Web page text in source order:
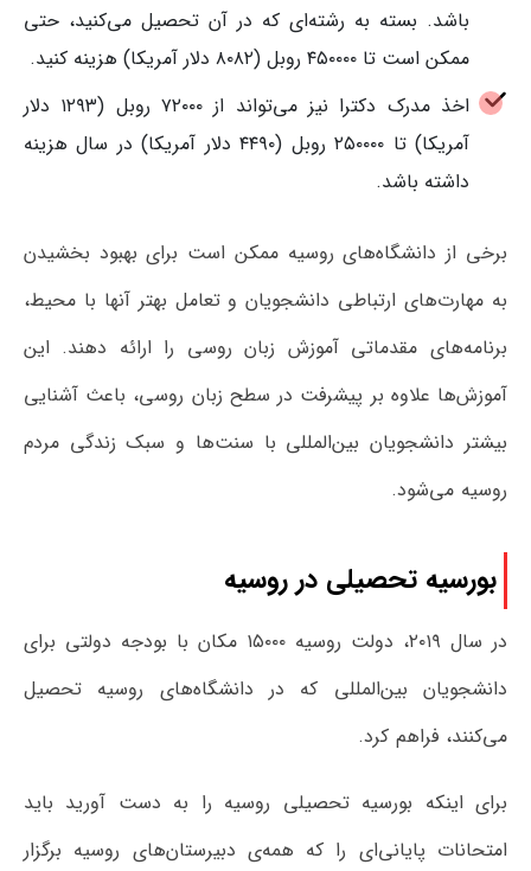
باشد. بسته به رشته‌ای که در آن تحصیل می‌کنید، حتی
ممکن است تا ۴۵۰۰۰۰ روبل (۸۰۸۲ دلار آمریکا) هزینه کنید.
اخذ مدرک دکترا نیز می‌تواند از ۷۲۰۰۰ روبل (۱۲۹۳ دلار
آمریکا) تا ۲۵۰۰۰۰ روبل (۴۴۹۰ دلار آمریکا) در سال هزینه
داشته باشد.
برخی از دانشگاه‌های روسیه ممکن است برای بهبود بخشیدن
به مهارت‌های ارتباطی دانشجویان و تعامل بهتر آنها با محیط،
برنامه‌های مقدماتی‌ آموزش زبان روسی را ارائه دهند. این
آموزش‌ها علاوه بر پیشرفت در سطح زبان روسی، باعث آشنایی
بیشتر دانشجویان بین‌المللی با سنت‌ها و سبک زندگی مردم
روسیه می‌شود.
بورسیه تحصیلی در روسیه
در سال ۲۰۱۹، دولت روسیه ۱۵۰۰۰ مکان با بودجه دولتی برای
دانشجویان بین‌المللی که در دانشگاه‌های روسیه تحصیل
می‌کنند، فراهم کرد.
برای اینکه بورسیه تحصیلی روسیه را به دست آورید باید
امتحانات پایانی‌ای را که همه‌ی دبیرستان‌های روسیه برگزار